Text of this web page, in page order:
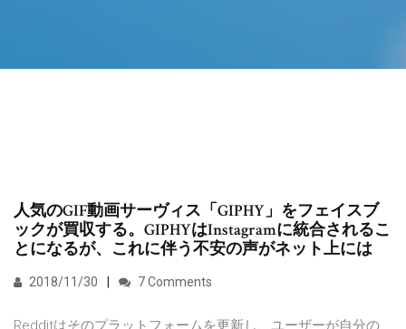
人気のGIF動画サーヴィス「GIPHY」をフェイスブ
ックが買収する。GIPHYはInstagramに統合されるこ
とになるが、これに伴う不安の声がネット上には
2018/11/30 7 Comments